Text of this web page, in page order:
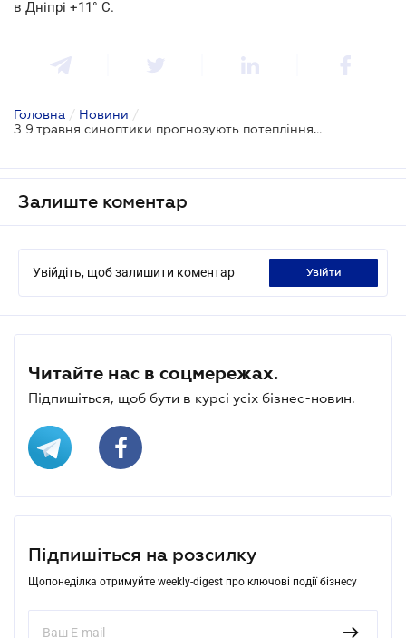
в Дніпрі +11° С.
Головна / Новини /
З 9 травня синоптики прогнозують потепління та підвищення атмосферного тиску, 14-15 травня сильні магнітні бурі
Залиште коментар
Увійдіть, щоб залишити коментар увійти
Читайте нас в соцмережах.
Підпишіться, щоб бути в курсі усіх бізнес-новин.
Підпишіться на розсилку
Щопонеділка отримуйте weekly-digest про ключові події бізнесу